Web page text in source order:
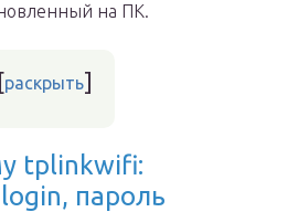
на ПК.
[раскрыть]
tplinkwifi:
пароль